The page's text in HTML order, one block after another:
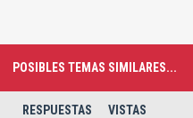
POSIBLES TEMAS SIMILARES...
RESPUESTAS VISTAS